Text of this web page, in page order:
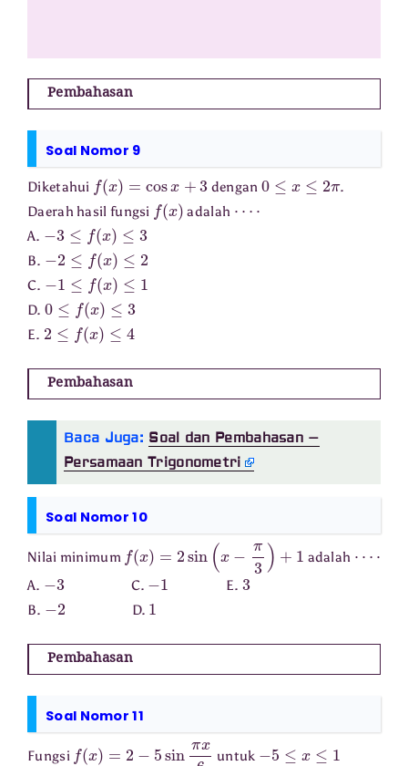
Pembahasan
Soal Nomor 9
Diketahui f(x )= dengan 0 x π
.
Daerah hasil fungsi
f(x ) adalah ⋯
A. 3≤ ( )≤ 3
B. 2≤f( x)≤ 2
C. 1≤ f( x)≤ 1
D. 0 f(x) ≤3
E. 2 ≤f( x) ≤4
Pembahasan
Baca Juga: Soal dan Pembahasan –
Persamaan Trigonometri
Soal Nomor 10
Nilai minimum f(x )= sin ( −π 1 adalah
A. 3C. 1 E.3
B. 2 D. 1
Pembahasan
Soal Nomor 11
Fungsi f(x )= −5 sinπ x untuk 5≤ x≤